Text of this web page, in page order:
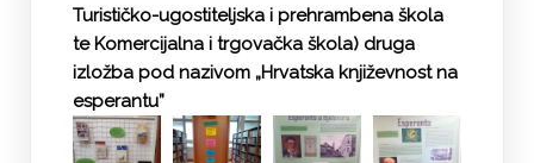
Turističko-ugostiteljska i prehrambena škola
te Komercijalna i trgovačka škola) druga
izložba pod nazivom „Hrvatska književnost na
esperantu”